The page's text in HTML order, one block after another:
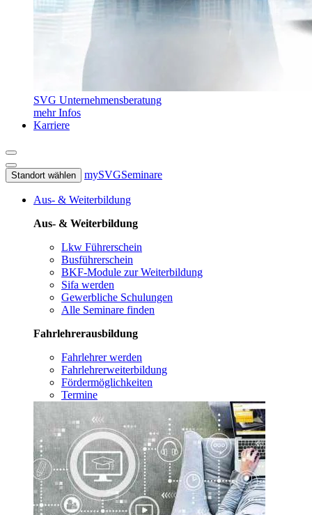
SVG Unternehmensberatung
mehr Infos
Karriere
Standort wählen mySVGSeminare
Aus- & Weiterbildung
Aus- & Weiterbildung
Lkw Führerschein
Busführerschein
BKF-Module zur Weiterbildung
Sifa werden
Gewerbliche Schulungen
Alle Seminare finden
Fahrlehrerausbildung
Fahrlehrer werden
Fahrlehrerweiterbildung
Fördermöglichkeiten
Termine